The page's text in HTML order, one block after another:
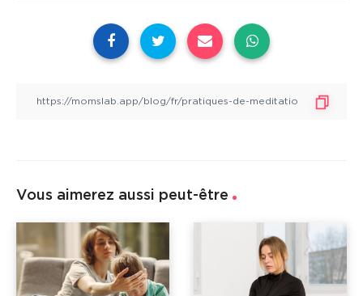
Vous aimerez aussi peut-être